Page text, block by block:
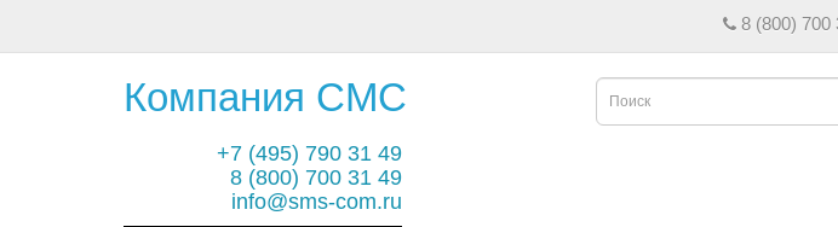
8 (800) 700
Компания СМС
+7 (495) 790 31 49
8 (800) 700 31 49
info@sms-com.ru